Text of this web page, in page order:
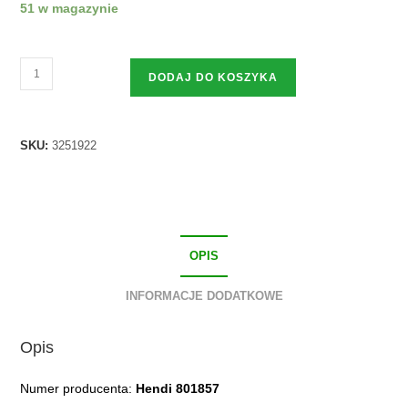
51 w magazynie
DODAJ DO KOSZYKA
SKU:3251922
OPIS
INFORMACJE DODATKOWE
Opis
Numer producenta: Hendi 801857